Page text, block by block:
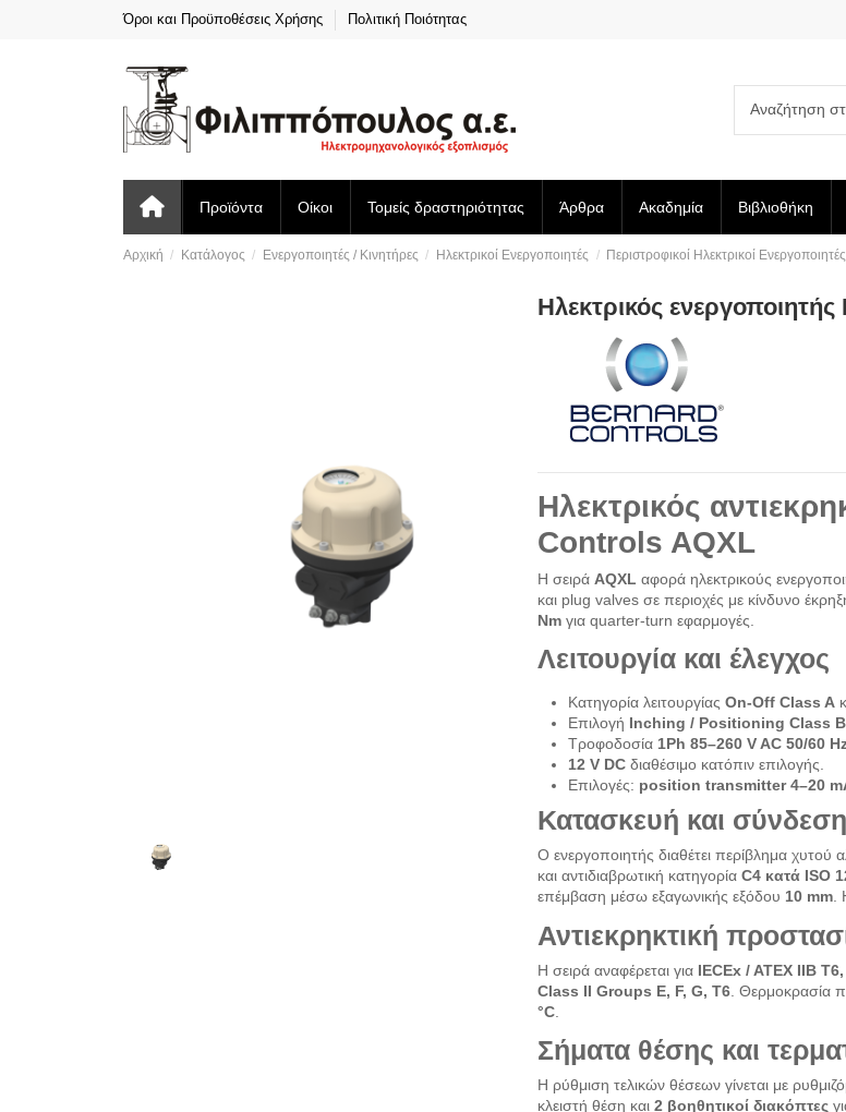
Όροι και Προϋποθέσεις Χρήσης Πολιτική Ποιότητας
Προϊόντα Οίκοι Τομείς δραστηριότητας Άρθρα Ακαδημία Βιβλιοθήκη
Αρχική Κατάλογος Ενεργοποιητές / Κινητήρες Ηλεκτρικοί Ενεργοποιητές Περιστροφικοί Ηλεκτρικοί Ενεργοποιητές
Ηλεκτρικός
Ηλεκτρικός
Controls AQXL
Η σειρά AQXL αφορά ηλεκτρικούς
και plug valves σε περιοχές με κίνδυνο
Nmγια quarter-turn εφαρμογές.
Λειτουργία και έλεγχος
Κατηγορία λειτουργίας On-Off Class A
Επιλογή Inching / Positioning Class B
Τροφοδοσία 1Ph 85–260 V AC 50/60
12 V DCδιαθέσιμο κατόπιν επιλογής.
Επιλογές: position transmitter 4–20
Κατασκευή και σύνδεση
Ο ενεργοποιητής διαθέτει περίβλημα χυτού
και αντιδιαβρωτική κατηγορία C4 κατά ISO
επέμβαση μέσω εξαγωνικής εξόδου 10 mm.
Αντιεκρηκτική
Η σειρά αναφέρεται για IECEx / ATEX IIB
Class II Groups E, F, G, T6. Θερμοκρασία
°C.
Σήματα θέσης και
Η ρύθμιση τελικών θέσεων γίνεται με
κλειστή θέση και 2 βοηθητικοί διακόπτες